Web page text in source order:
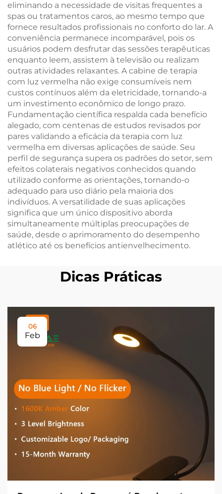
eliminando a necessidade de visitas frequentes a
spas ou tratamentos caros, ao mesmo tempo que
fornece resultados profissionais no conforto do lar. A
conveniência permanece incomparável, pois os
usuários podem desfrutar das sessões terapêuticas
enquanto leem, assistem à televisão ou realizam
outras atividades relaxantes. A cabine de terapia
com luz vermelha não exige consumíveis nem
custos contínuos além da eletricidade, tornando-a
um investimento econômico de longo prazo.
Fundamentação científica respalda cada benefício
alegado, com centenas de estudos revisados por
pares validando a eficácia da terapia com luz
vermelha em diversas aplicações de saúde. Seu
perfil de segurança supera os padrões do setor, sem
efeitos colaterais negativos conhecidos quando
utilizado conforme as orientações, tornando-o
adequado para uso diário pela maioria dos
indivíduos. A versatilidade de suas aplicações
significa que um único dispositivo aborda
simultaneamente múltiplas preocupações de
saúde, desde o aprimoramento do desempenho
atlético até os benefícios antienvelhecimento.
Dicas Práticas
06
Feb